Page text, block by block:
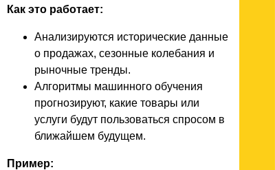
Как это работает:
Анализируются исторические данные
о продажах, сезонные колебания и
рыночные тренды.
Алгоритмы машинного обучения
прогнозируют, какие товары или
услуги будут пользоваться спросом в
ближайшем будущем.
Пример: